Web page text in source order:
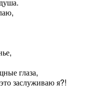
глаза,
заслуживаю я?!